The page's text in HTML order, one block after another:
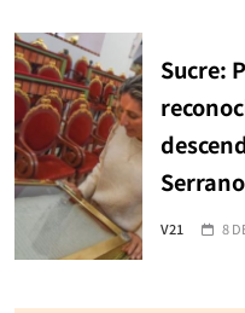
Sucre:
Serrano
V21 8